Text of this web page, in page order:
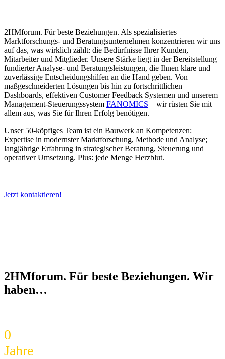
2HMforum. Für beste Beziehungen. Als spezialisiertes
Marktforschungs- und Beratungsunternehmen konzentrieren wir uns
auf das, was wirklich zählt: die Bedürfnisse Ihrer Kunden,
Mitarbeiter und Mitglieder. Unsere Stärke liegt in der Bereitstellung
fundierter Analyse- und Beratungsleistungen, die Ihnen klare und
zuverlässige Entscheidungshilfen an die Hand geben. Von
maßgeschneiderten Lösungen bis hin zu fortschrittlichen
Dashboards, effektiven Customer Feedback Systemen und unserem
Management-Steuerungssystem FANOMICS – wir rüsten Sie mit
allem aus, was Sie für Ihren Erfolg benötigen.
Unser 50-köpfiges Team ist ein Bauwerk an Kompetenzen:
Expertise in modernster Marktforschung, Methode und Analyse;
langjährige Erfahrung in strategischer Beratung, Steuerung und
operativer Umsetzung. Plus: jede Menge Herzblut.
Jetzt kontaktieren!
2HMforum. Für beste Beziehungen. Wir
haben…
0
Jahre